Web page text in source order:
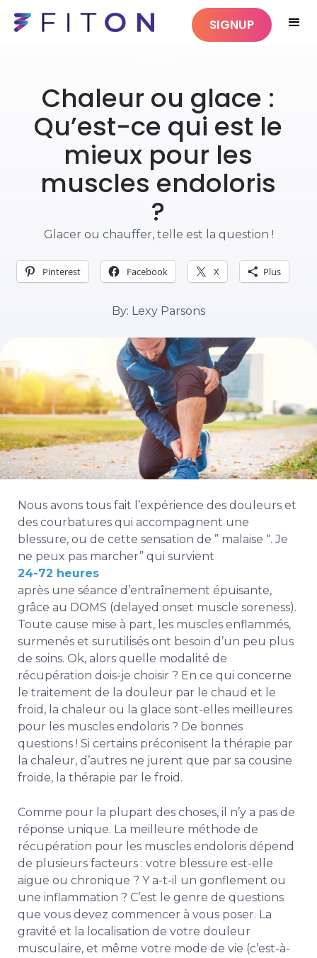
SIGNUP
Chaleur ou glace :
Qu’est-ce qui est le
mieux pour les
muscles endoloris
?
Glacer ou chauffer, telle est la question !
Pinterest Facebook X Plus
By: Lexy Parsons
Nous avons tous fait l’expérience des douleurs et
des courbatures qui accompagnent une
blessure, ou de cette sensation de ” malaise “. Je
ne peux pas marcher” qui survient
24-72 heures
après une séance d’entraînement épuisante,
grâce au DOMS (delayed onset muscle soreness).
Toute cause mise à part, les muscles enflammés,
surmenés et surutilisés ont besoin d’un peu plus
de soins. Ok, alors quelle modalité de
récupération dois-je choisir ? En ce qui concerne
le traitement de la douleur par le chaud et le
froid, la chaleur ou la glace sont-elles meilleures
pour les muscles endoloris ? De bonnes
questions ! Si certains préconisent la thérapie par
la chaleur, d’autres ne jurent que par sa cousine
froide, la thérapie par le froid.
Comme pour la plupart des choses, il n’y a pas de
réponse unique. La meilleure méthode de
récupération pour les muscles endoloris dépend
de plusieurs facteurs : votre blessure est-elle
aiguë ou chronique ? Y a-t-il un gonflement ou
une inflammation ? C’est le genre de questions
que vous devez commencer à vous poser. La
gravité et la localisation de votre douleur
musculaire, et même votre mode de vie (c’est-à-